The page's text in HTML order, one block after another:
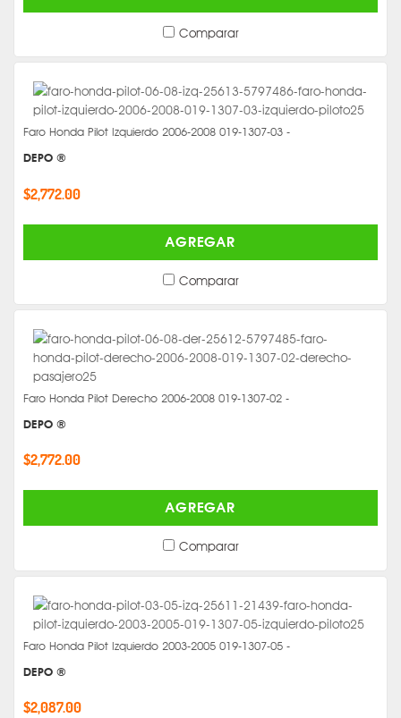
Comparar
Faro Honda Pilot Izquierdo 2006-2008 019-1307-03 -
DEPO ®
$2,772.00
AGREGAR
Comparar
Faro Honda Pilot Derecho 2006-2008 019-1307-02 -
DEPO ®
$2,772.00
AGREGAR
Comparar
Faro Honda Pilot Izquierdo 2003-2005 019-1307-05 -
DEPO ®
$2,087.00